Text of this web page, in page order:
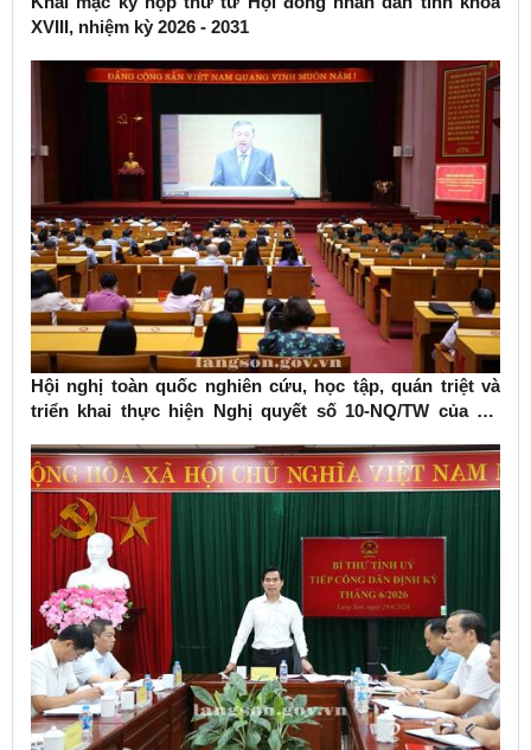
XVIII, nhiệm kỳ 2026 - 2031
Hội nghị toàn quốc nghiên cứu, học tập, quán triệt và
triển khai thực hiện Nghị quyết số 10-NQ/TW của Bộ